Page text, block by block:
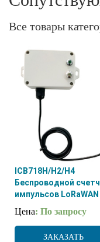
Все товары
ICB718H/H2/H4
Беспроводной
импульсов LoRaWAN
Цена: По запросу
ЗАКАЗАТЬ